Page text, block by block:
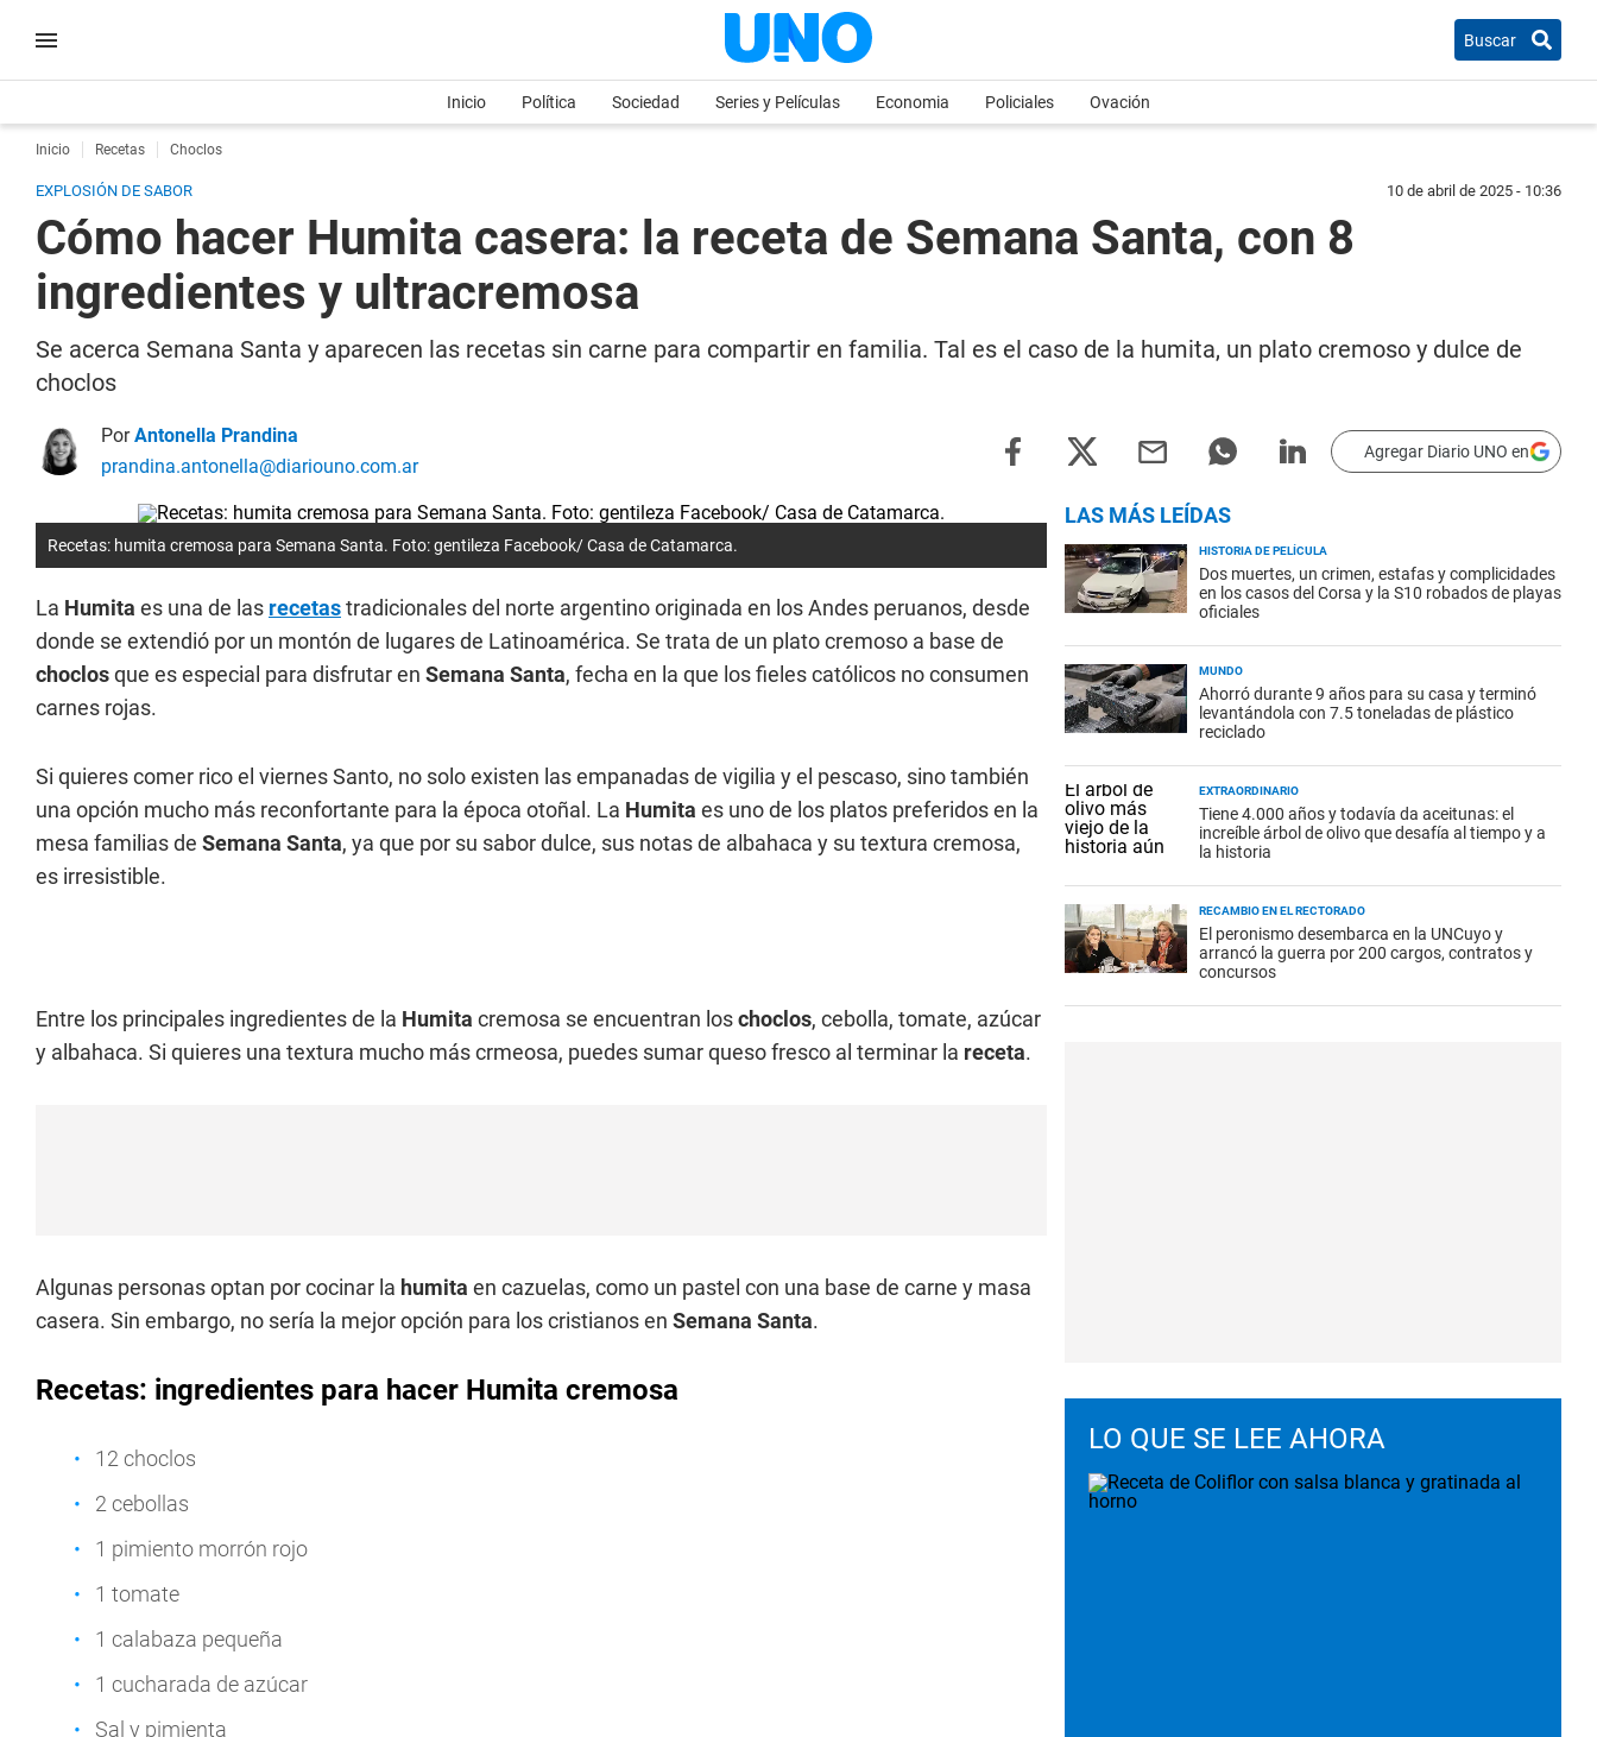
Buscar
Inicio Política Sociedad Series y Películas Economia Policiales Ovación
Inicio Recetas Choclos
EXPLOSIÓN DE SABOR 10 de abril de 2025 - 10:36
Cómo hacer Humita casera: la receta de Semana Santa, con 8
ingredientes y ultracremosa
Se acerca Semana Santa y aparecen las recetas sin carne para compartir en familia. Tal es el caso de la humita, un plato cremoso y dulce de
choclos
PorAntonella Prandina
prandina.antonella@diariouno.com.ar
Agregar Diario UNO en
Recetas: humita cremosa para Semana Santa. Foto: gentileza Facebook/ Casa de Catamarca.
La Humita es una de las recetastradicionales del norte argentino originada en los Andes peruanos, desde
donde se extendió por un montón de lugares de Latinoamérica. Se trata de un plato cremoso a base de
choclosque es especial para disfrutar en Semana Santa, fecha en la que los fieles católicos no consumen
carnes rojas.
Si quieres comer rico el viernes Santo, no solo existen las empanadas de vigilia y el pescaso, sino también
una opción mucho más reconfortante para la época otoñal. La Humita es uno de los platos preferidos en la
mesa familias de Semana Santa, ya que por su sabor dulce, sus notas de albahaca y su textura cremosa,
es irresistible.
Entre los principales ingredientes de la Humita cremosa se encuentran loschoclos, cebolla, tomate, azúcar
y albahaca. Si quieres una textura mucho más crmeosa, puedes sumar queso fresco al terminar la receta.
Algunas personas optan por cocinar la humita en cazuelas, como un pastel con una base de carne y masa
casera. Sin embargo, no sería la mejor opción para los cristianos en Semana Santa.
Recetas: ingredientes para hacer Humita cremosa
12 choclos
2 cebollas
1 pimiento morrón rojo
1 tomate
1 calabaza pequeña
1 cucharada de azúcar
Sal y pimienta
LAS MÁS LEÍDAS
HISTORIA DE PELÍCULA
Dos muertes, un crimen, estafas y complicidades
en los casos del Corsa y la S10 robados de playas
oficiales
MUNDO
Ahorró durante 9 años para su casa y terminó
levantándola con 7.5 toneladas de plástico
reciclado
EXTRAORDINARIO
Tiene 4.000 años y todavía da aceitunas: el
increíble árbol de olivo que desafía al tiempo y a
la historia
RECAMBIO EN EL RECTORADO
El peronismo desembarca en la UNCuyo y
arrancó la guerra por 200 cargos, contratos y
concursos
LO QUE SE LEE AHORA